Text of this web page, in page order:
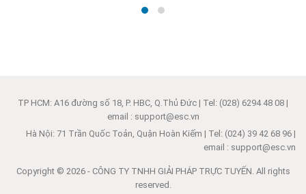
TP HCM: A16 đường số 18, P. HBC, Q.Thủ Đức | Tel: (028) 6294 48 08 |
email : support@esc.vn
Hà Nội: 71 Trần Quốc Toản, Quận Hoàn Kiếm | Tel: (024) 39 42 68 96 |
email : support@esc.vn
Copyright © 2026 - CÔNG TY TNHH GIẢI PHÁP TRỰC TUYẾN. All rights
reserved.